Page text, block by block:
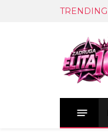
TRENDING